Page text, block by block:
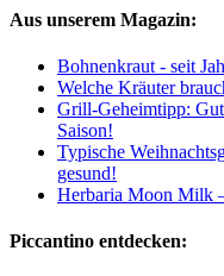
Aus unserem Magazin:
Bohnenkraut - seit
Welche Kräuter
Grill-Geheimtipp:
Saison!
Typische
gesund!
Herbaria Moon Milk
Piccantino entdecken: